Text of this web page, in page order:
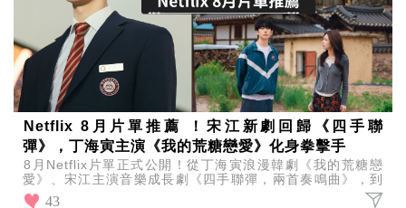
Netflix 8月片單推薦 ！宋江新劇回歸《四手聯
彈》，丁海寅主演《我的荒糖戀愛》化身拳擊手
8月Netflix片單正式公開！從丁海寅浪漫韓劇《我的荒糖戀
愛》、宋江主演音樂成長劇《四手聯彈，兩首奏鳴曲》，到
《百年孤寂：第2部》、《耳語人》等熱門影集與電影
43